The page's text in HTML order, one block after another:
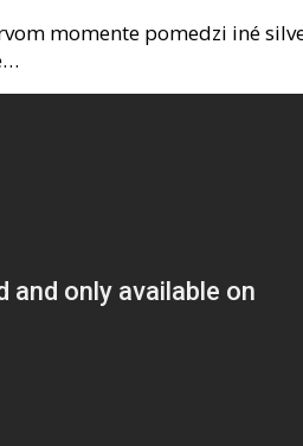
momente pomedzi iné